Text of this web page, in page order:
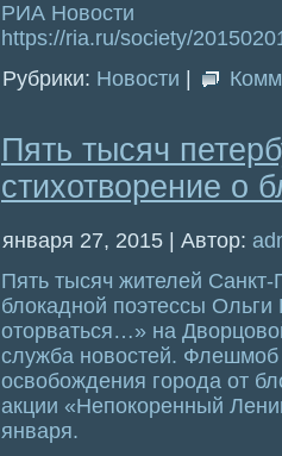
РИА Новости
https://ria.ru/society/
Рубрики: Новости
Пять тысяч
стихотворение о
января 27, 2015 | Автор:
Пять тысяч жителей Санкт-
блокадной поэтессы
оторваться…» на
служба новостей.
освобождения города от
акции «Непокоренный
января.